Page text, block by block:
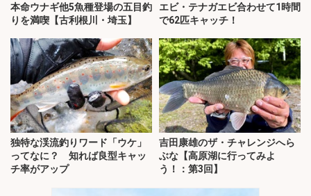
本命ウナギ他5魚種登場の五目釣
りを満喫【古利根川・埼玉】
エビ・テナガエビ合わせて1時間
で62匹キャッチ！
独特な渓流釣りワード「ウケ」
ってなに？ 知れば良型キャッ
チ率がアップ
吉田康雄のザ・チャレンジへら
ぶな【高原湖に行ってみよ
う！：第3回】